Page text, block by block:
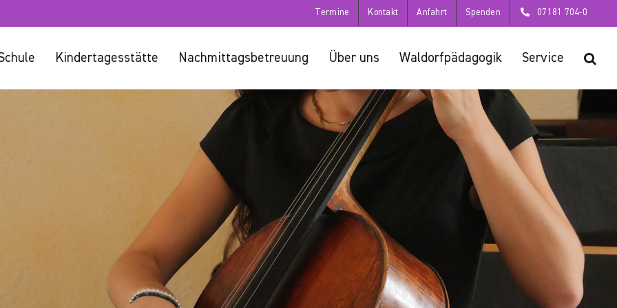
Termine Kontakt Anfahrt Spenden 07181 704-0
Kindertagesstätte Nachmittagsbetreuung Über uns Waldorfpädagogik Service